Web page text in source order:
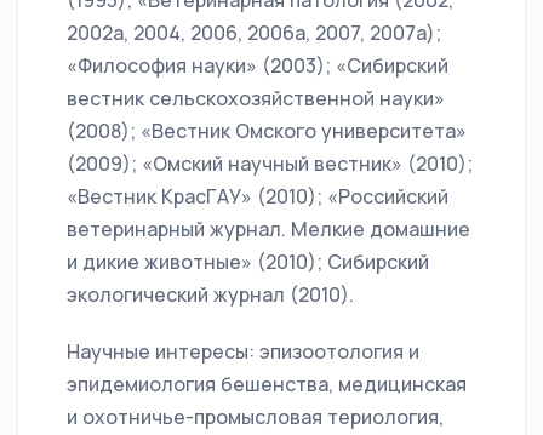
2002а, 2004, 2006, 2006а, 2007, 2007а);
«Философия науки» (2003); «Сибирский
вестник сельскохозяйственной науки»
(2008); «Вестник Омского университета»
(2009); «Омский научный вестник» (2010);
«Вестник КрасГАУ» (2010); «Российский
ветеринарный журнал. Мелкие домашние
и дикие животные» (2010); Сибирский
экологический журнал (2010).
Научные интересы: эпизоотология и
эпидемиология бешенства, медицинская
и охотничье-промысловая териология,